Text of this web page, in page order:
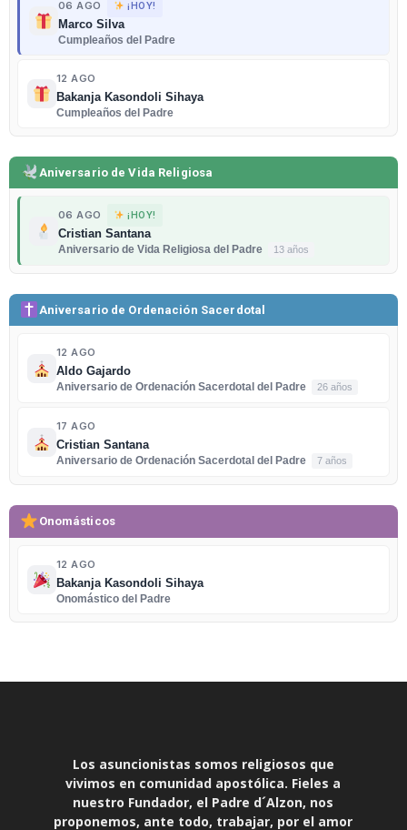
06 AGO ¡HOY!
Marco Silva
Cumpleaños del Padre
12 AGO
Bakanja Kasondoli Sihaya
Cumpleaños del Padre
Aniversario de Vida Religiosa
06 AGO ¡HOY!
Cristian Santana
Aniversario de Vida Religiosa del Padre
13 años
Aniversario de Ordenación Sacerdotal
12 AGO
Aldo Gajardo
Aniversario de Ordenación Sacerdotal del Padre
26 años
17 AGO
Cristian Santana
Aniversario de Ordenación Sacerdotal del Padre
7 años
Onomásticos
12 AGO
Bakanja Kasondoli Sihaya
Onomástico del Padre
Los asuncionistas somos religiosos que
vivimos en comunidad apostólica. Fieles a
nuestro Fundador, el Padre d´Alzon, nos
proponemos, ante todo, trabajar, por el amor